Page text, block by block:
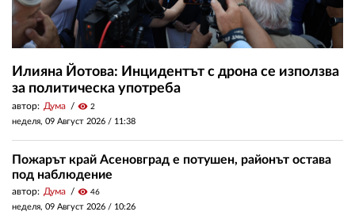
Илияна Йотова: Инцидентът с дрона се използва
за политическа употреба
автор: Дума visibility 2
неделя, 09 Август 2026 / 11:38
Пожарът край Асеновград е потушен, районът остава
под наблюдение
автор: Дума visibility 46
неделя, 09 Август 2026 / 10:26